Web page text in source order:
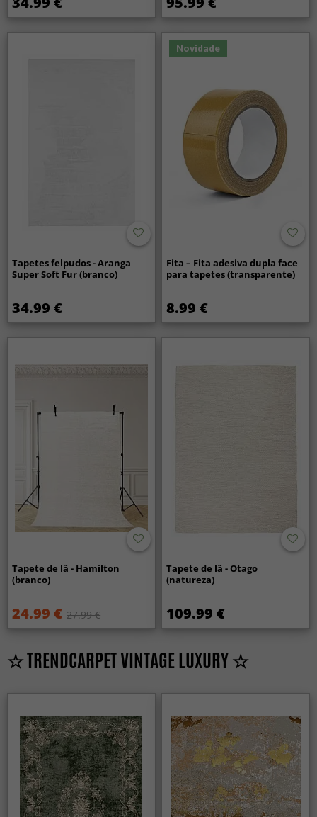
Tapetes felpudos - Aranga
Super Soft Fur (branco)
34.99 €
Novidade
Fita – Fita adesiva dupla face
para tapetes (transparente)
8.99 €
Tapete de lã - Hamilton
(branco)
24.99 € 27.99 €
Tapete de lã - Otago
(natureza)
109.99 €
☆ TRENDCARPET VINTAGE LUXURY ☆